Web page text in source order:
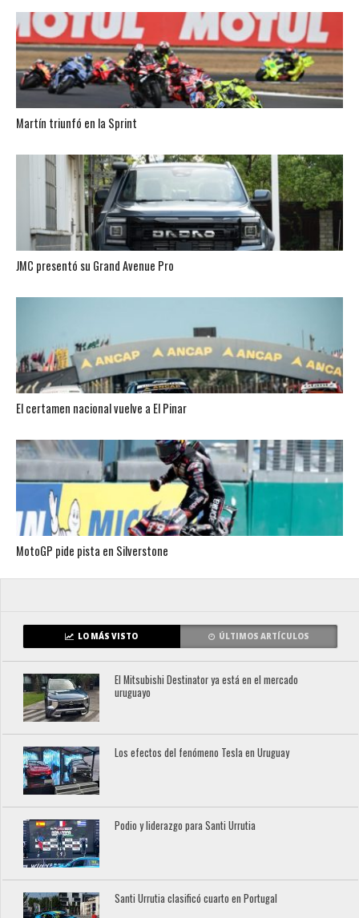
Martín triunfó en la Sprint
JMC presentó su Grand Avenue Pro
El certamen nacional vuelve a El Pinar
MotoGP pide pista en Silverstone
LO MÁS VISTO ÚLTIMOS ARTÍCULOS
El Mitsubishi Destinator ya está en el mercado
uruguayo
Los efectos del fenómeno Tesla en Uruguay
Podio y liderazgo para Santi Urrutia
Santi Urrutia clasificó cuarto en Portugal